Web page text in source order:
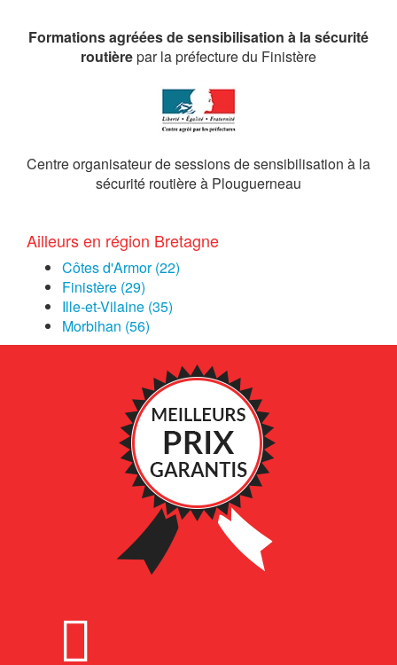
Formations agréées de sensibilisation à la sécurité
routièrepar la préfecture du Finistère
Centre organisateur de sessions de sensibilisation à la
sécurité routière à Plouguerneau
Ailleurs en région Bretagne
Côtes d'Armor (22)
Finistère (29)
Ille-et-Vilaine (35)
Morbihan (56)